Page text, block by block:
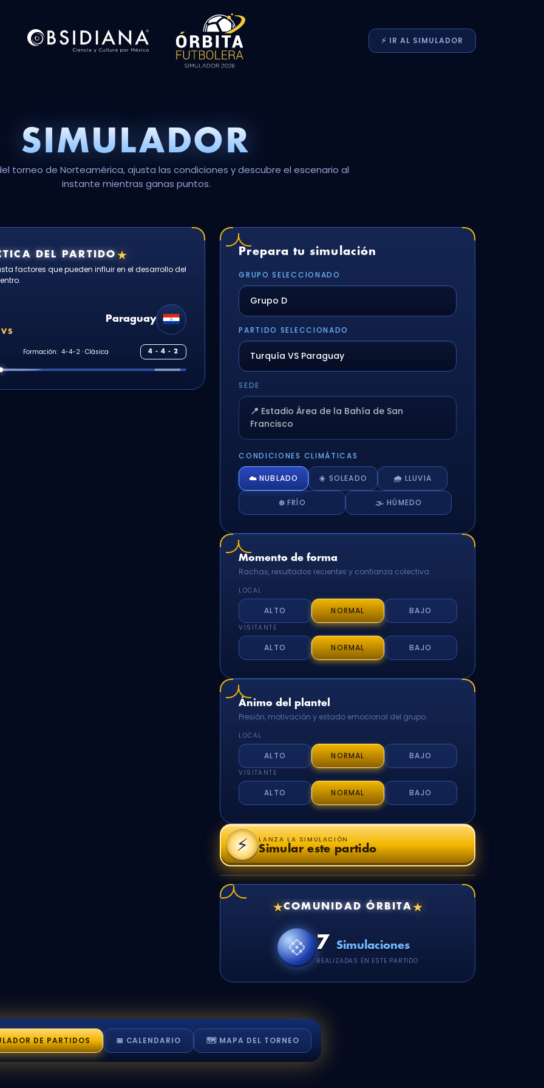
⚡️ IR AL SIMULADOR
SIMULADOR
torneo de Norteamérica, ajusta las condiciones y descubre el escenario al
instante mientras ganas puntos.
DEL PARTIDO ★
factores que pueden influir en el desarrollo del
VS
Paraguay
Formación: 4 - 4 - 2
Prepara tu simulación
GRUPO SELECCIONADO
PARTIDO SELECCIONADO
SEDE
📍 Estadio Área de la Bahía de San
Francisco
CONDICIONES CLIMÁTICAS
☁️ NUBLADO ☀️ SOLEADO 🌧️ LLUVIA
❄️ FRÍO 🌫️ HÚMEDO
Momento de forma
Rachas, resultados recientes y confianza colectiva.
LOCAL
ALTO NORMAL BAJO
VISITANTE
ALTO NORMAL BAJO
Ánimo del plantel
Presión, motivación y estado emocional del grupo.
LOCAL
ALTO NORMAL BAJO
VISITANTE
ALTO NORMAL BAJO
⚡ LANZA LA SIMULACIÓN
Simular este partido
★COMUNIDAD ÓRBITA★
💠 7 Simulaciones
REALIZADAS EN ESTE PARTIDO
DE PARTIDOS 📅 CALENDARIO 🗺️ MAPA DEL TORNEO